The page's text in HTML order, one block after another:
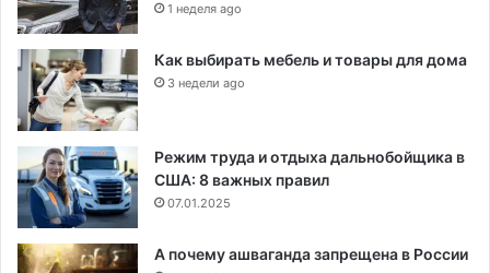
1 неделя ago
Как выбирать мебель и товары для дома
3 недели ago
Режим труда и отдыха дальнобойщика в
США: 8 важных правил
07.01.2025
А почему ашваганда запрещена в России